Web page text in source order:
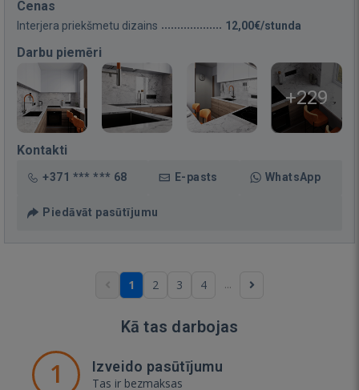
Cenas
Interjera priekšmetu dizains 12,00€/stunda
Darbu piemēri
+229
Kontakti
+371 *** *** 68 E-pasts WhatsApp
Piedāvāt pasūtījumu
1 2 3 4 ...
Kā tas darbojas
1 Izveido pasūtījumu
Tas ir bezmaksas